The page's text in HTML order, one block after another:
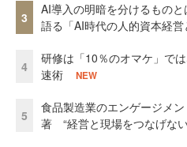
3
AI導入の明暗を分けるもの
語る「AI時代の人的資本経営
4
研修は「10％のオマケ」で
速術
NEW
5
食品製造業のエンゲージメ
著 “経営と現場をつなげな